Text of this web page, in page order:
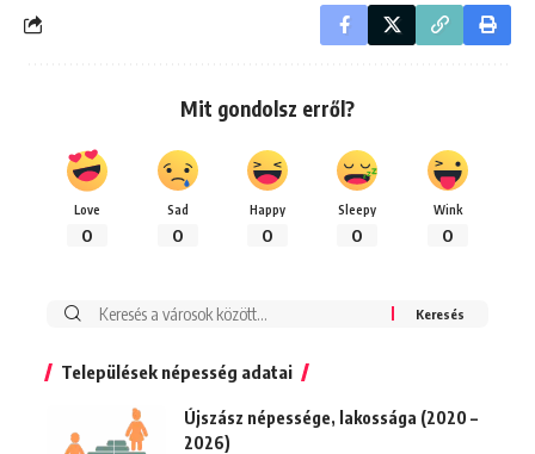
Mit gondolsz erről?
Love
0
Sad
0
Happy
0
Sleepy
0
Wink
0
Keresés:
Települések népesség adatai
Újszász népessége, lakossága (2020 –
2026)